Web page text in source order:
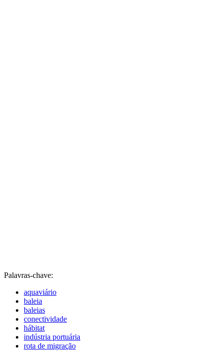
Palavras-chave:
aquaviário
baleia
baleias
conectividade
hábitat
indústria portuária
rota de migração